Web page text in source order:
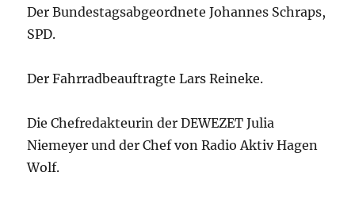
Der Bundestagsabgeordnete Johannes Schraps,
SPD.
Der Fahrradbeauftragte Lars Reineke.
Die Chefredakteurin der DEWEZET Julia
Niemeyer und der Chef von Radio Aktiv Hagen
Wolf.